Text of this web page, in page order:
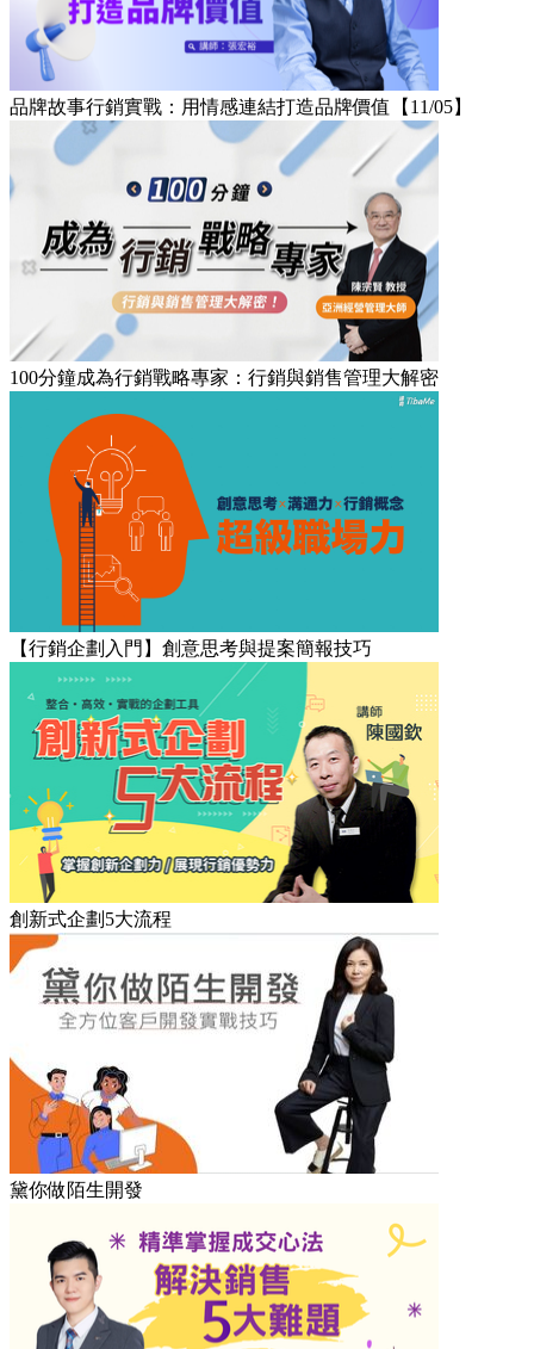
品牌故事行銷實戰：用情感連結打造品牌價值【11/05】
100分鐘成為行銷戰略專家：行銷與銷售管理大解密
【行銷企劃入門】創意思考與提案簡報技巧
創新式企劃5大流程
黛你做陌生開發